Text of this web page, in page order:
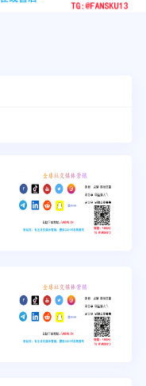
YouTube
Telegram
更多